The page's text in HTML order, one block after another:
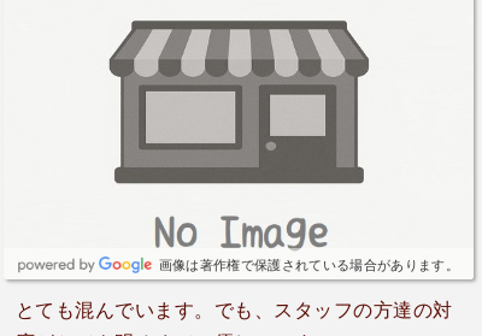
画像は著作権で保護されている場合があります。
とても混んでいます。でも、スタッフの方達の対